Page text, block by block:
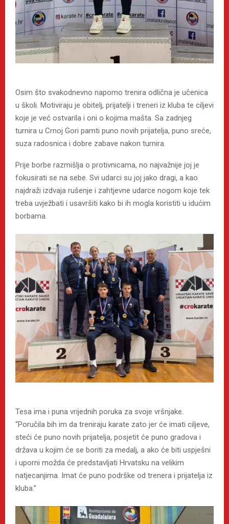
Osim što svakodnevno naporno trenira odlična je učenica
u školi. Motiviraju je obitelj, prijatelji i treneri iz kluba te ciljevi
koje je već ostvarila i oni o kojima mašta. Sa zadnjeg
turnira u Crnoj Gori pamti puno novih prijatelja, puno sreće,
suza radosnica i dobre zabave nakon turnira.
Prije borbe razmišlja o protivnicama, no najvažnije joj je
fokusirati se na sebe. Svi udarci su joj jako dragi, a kao
najdraži izdvaja rušenje i zahtjevne udarce nogom koje tek
treba uvježbati i usavršiti kako bi ih mogla koristiti u idućim
borbama.
Tesa ima i puna vrijednih poruka za svoje vršnjake.
“Poručila bih im da treniraju karate zato jer će imati ciljeve,
steći će puno novih prijatelja, posjetit će puno gradova i
država u kojim će se boriti za medalj, a ako će biti uspješni
i uporni možda će predstavljati Hrvatsku na velikim
natjecanjima. Imat će puno podrške od trenera i prijatelja iz
kluba.”